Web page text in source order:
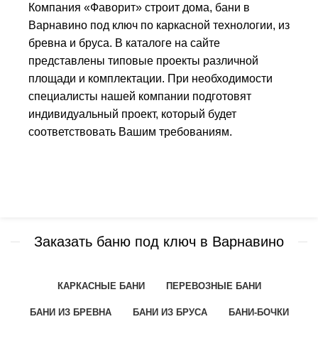
Компания «Фаворит» строит дома, бани в
Варнавино под ключ по каркасной технологии, из
бревна и бруса. В каталоге на сайте
представлены типовые проекты различной
площади и комплектации. При необходимости
специалисты нашей компании подготовят
индивидуальный проект, который будет
соответствовать Вашим требованиям.
Заказать баню под ключ в Варнавино
КАРКАСНЫЕ БАНИ ПЕРЕВОЗНЫЕ БАНИ
БАНИ ИЗ БРЕВНА БАНИ ИЗ БРУСА БАНИ-БОЧКИ